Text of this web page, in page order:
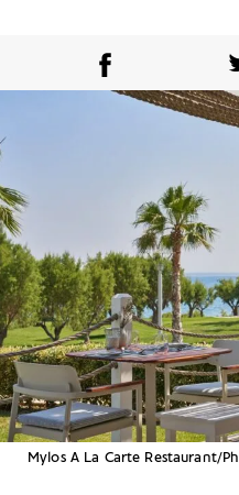
Mylos A La Carte Restaurant/